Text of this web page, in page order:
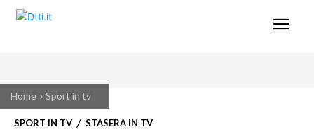
Home Sport in tv
SPORT IN TV STASERA IN TV